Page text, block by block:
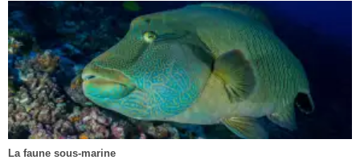
La faune sous-marine